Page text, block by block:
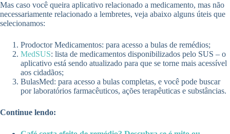
Mas caso você queira aplicativo relacionado a medicamento, mas não
necessariamente relacionado a lembretes, veja abaixo alguns úteis que
selecionamos:
Prodoctor Medicamentos: para acesso a bulas de remédios;
MedSUS: lista de medicamentos disponibilizados pelo SUS – o
aplicativo está sendo atualizado para que se torne mais acessível
aos cidadãos;
BulasMed: para acesso a bulas completas, e você pode buscar
por laboratórios farmacêuticos, ações terapêuticas e substâncias.
Continue lendo: